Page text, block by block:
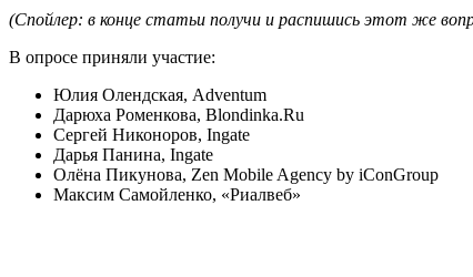
(Спойлер: в конце статьи получи и распишись этот же
В опросе приняли участие:
Юлия Олендская, Adventum
Дарюха Роменкова, Blondinka.Ru
Сергей Никоноров, Ingate
Дарья Панина, Ingate
Олёна Пикунова, Zen Mobile Agency by iConGroup
Максим Самойленко, «Риалвеб»